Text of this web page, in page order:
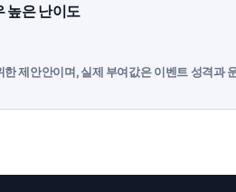
높은 난이도
제안안이며, 실제 부여값은 이벤트 성격과